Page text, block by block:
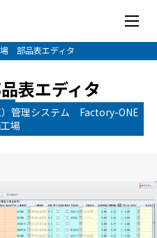
部品表エディタ
表エディタ
）管理システム Factory-ONE
場